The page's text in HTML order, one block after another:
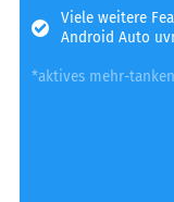
Viele weitere
Android Auto
*aktives mehr-